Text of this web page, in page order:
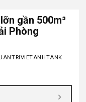
gần 500m³
Phòng